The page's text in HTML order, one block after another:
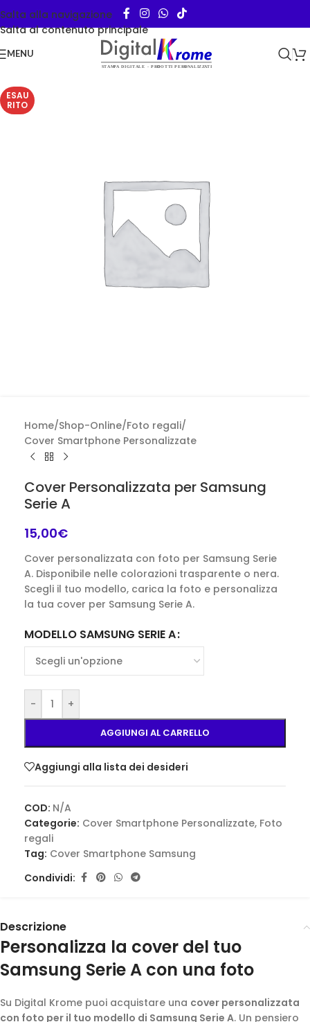
Salta alla navigazione
Salta al contenuto principale
MENU
ESAU
RITO
Home/Shop-Online/Foto regali/
Cover Smartphone Personalizzate
Cover Personalizzata per Samsung
Serie A
15,00€
Cover personalizzata con foto per Samsung Serie
A. Disponibile nelle colorazioni trasparente o nera.
Scegli il tuo modello, carica la foto e personalizza
la tua cover per Samsung Serie A.
MODELLO SAMSUNG SERIE A
- +
AGGIUNGI AL CARRELLO
Aggiungi alla lista dei desideri
COD: N/A
Categorie: Cover Smartphone Personalizzate, Foto
regali
Tag: Cover Smartphone Samsung
Condividi:
Descrizione
Personalizza la cover del tuo
Samsung Serie A con una foto
Su Digital Krome puoi acquistare una cover personalizzata
con foto per il tuo modello di Samsung Serie A. Un pensiero